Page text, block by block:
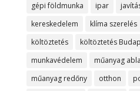
gépi földmunka
ipar
kereskedelem
klíma szerelés
költöztetés
költöztetés
munkavédelem
műanyag
műanyag redőny
otthon